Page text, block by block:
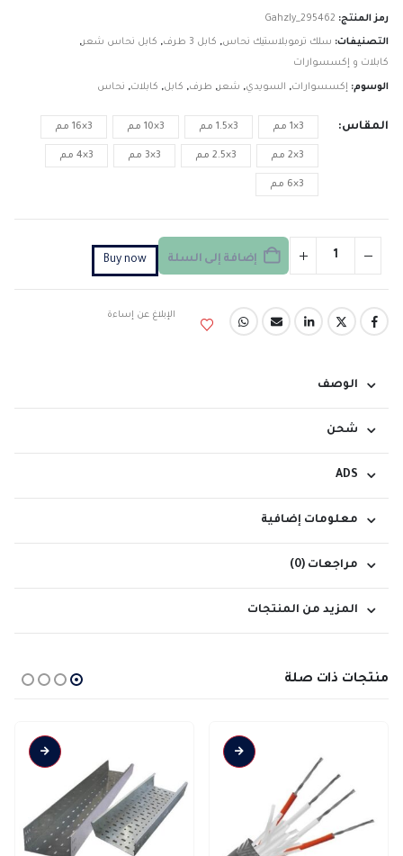
رمز المنتج: Gahzly_295462
التصنيفات: سلك ترموبلاستيك نحاس, كابل 3 طرف , كابل نحاس شعر,
كابلات و إكسسوارات
الوسوم: إكسسوارات, السويدي, شعر, طرف, كابل, كابلات, نحاس
المقاس 3×1 مم 3×1.5 مم 3×10 مم 3×16 مم
3×2 مم 3×2.5 مم 3×3 مم 3×4 مم
3×6 مم
إضافة إلى السلة Buy now
الإبلاغ عن إساءة
الوصف
شحن
ADS
معلومات إضافية
مراجعات (0)
المزيد من المنتجات
منتجات ذات صلة